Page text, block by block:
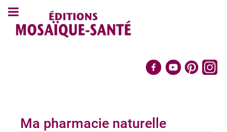
Ma pharmacie naturelle